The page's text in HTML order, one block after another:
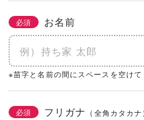
必須 お名前
※苗字と名前の間にスペースを空けて
必須 フリガナ （全角カタカナ